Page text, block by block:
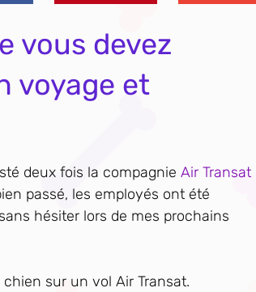
vous devez
voyage et
deux fois la compagnie Air Transat
passé, les employés ont été
hésiter lors de mes prochains
sur un vol Air Transat.